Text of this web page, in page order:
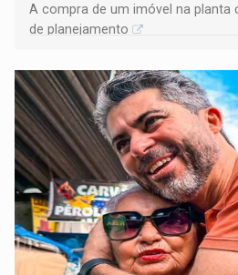
A compra de um imóvel na planta
de planejamento